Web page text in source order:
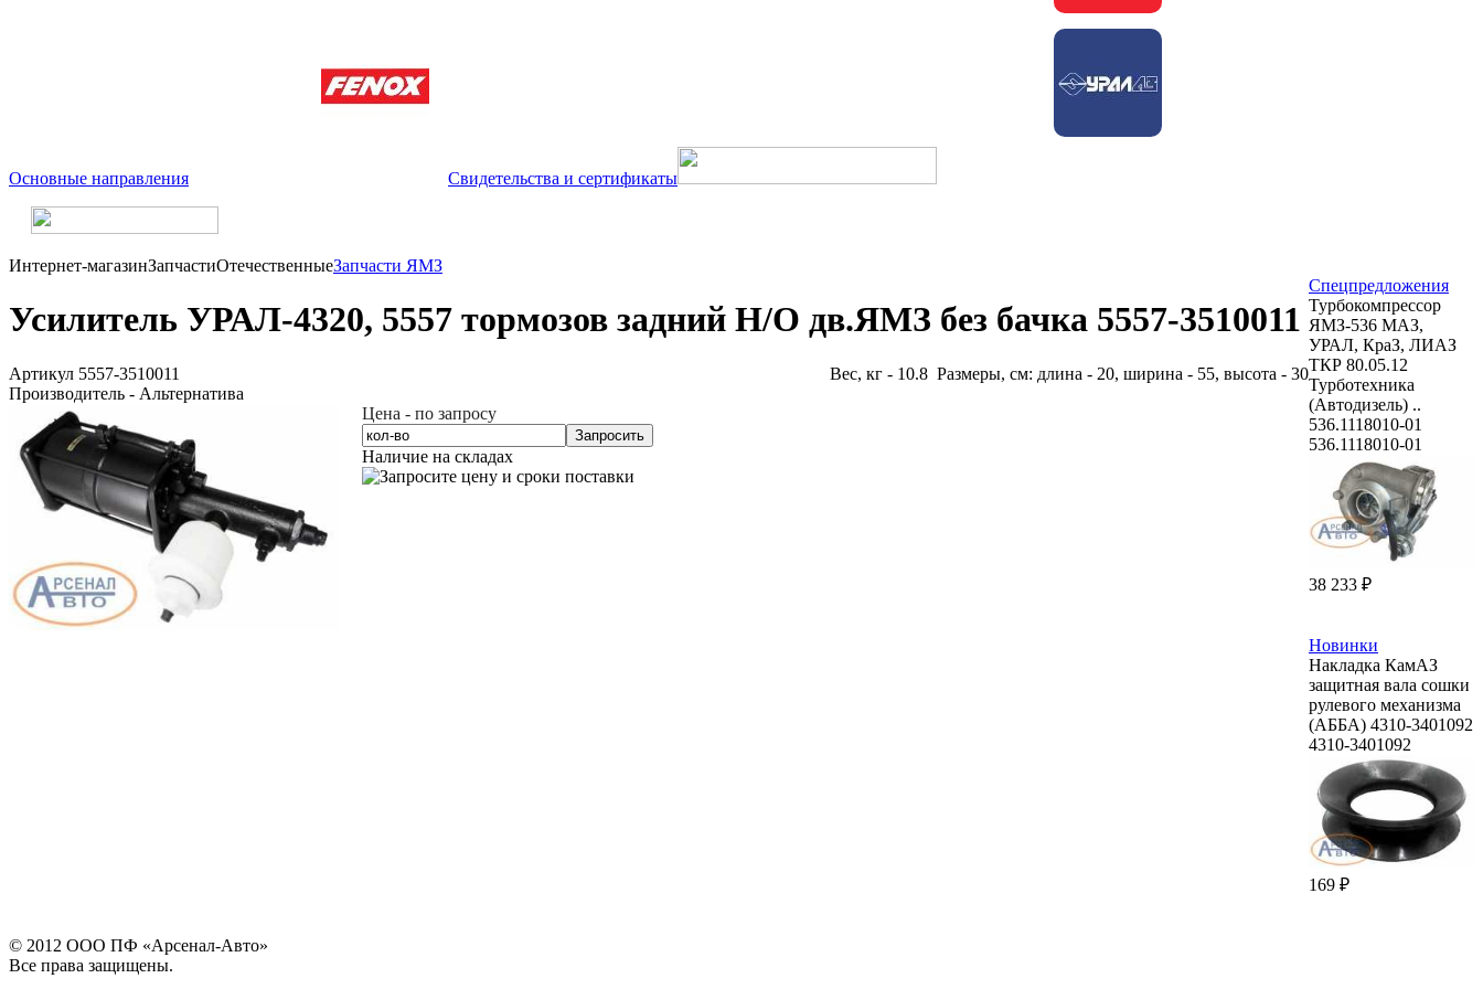
Основные направления Свидетельства и сертификаты
Интернет-магазинЗапчастиОтечественныеЗапчасти ЯМЗ
Усилитель УРАЛ-4320, 5557 тормозов задний Н/О дв.ЯМЗ без бачка 5557-3510011
Артикул 5557-3510011
Производитель - Альтернатива
Вес, кг - 10.8 Размеры, см: длина - 20, ширина - 55, высота - 30
Цена - по запросу
Запросить
Наличие на складах
Спецпредложения
Турбокомпрессор
ЯМЗ-536 МАЗ,
УРАЛ, КраЗ, ЛИАЗ
ТКР 80.05.12
Турботехника
(Автодизель) ..
536.1118010-01
536.1118010-01
38 233 ₽
Новинки
Накладка КамАЗ
защитная вала сошки
рулевого механизма
(АББА) 4310-3401092
4310-3401092
169 ₽
© 2012 ООО ПФ «Арсенал-Авто»
Все права защищены.